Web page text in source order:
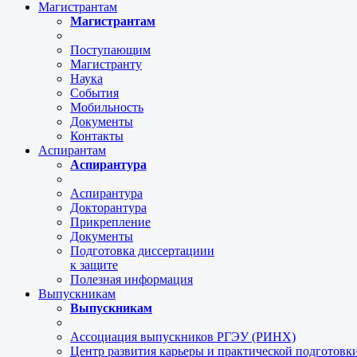
Магистрантам
Магистрантам
Поступающим
Магистранту
Наука
События
Мобильность
Документы
Контакты
Аспирантам
Аспирантура
Аспирантура
Докторантура
Прикрепление
Документы
Подготовка диссертациии
к защите
Полезная информация
Выпускникам
Выпускникам
Ассоциация выпускников РГЭУ (РИНХ)
Центр развития карьеры и практической